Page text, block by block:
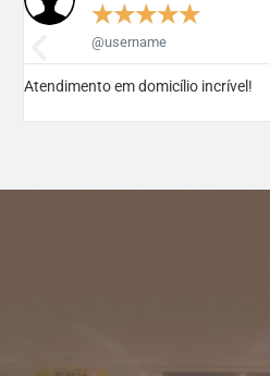
★★★★★
@username
Atendimento em domicílio incrível!